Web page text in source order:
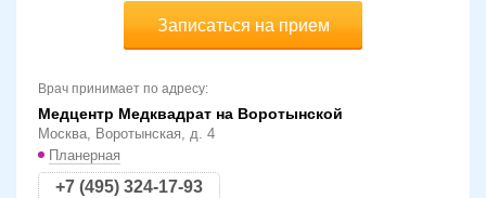
Записаться на прием
Врач принимает по адресу:
Медцентр Медквадрат на Воротынской
Москва, Воротынская, д. 4
Планерная
+7 (495) 324-17-93